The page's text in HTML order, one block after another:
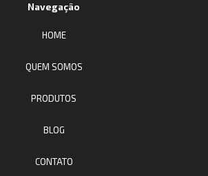
Navegação
HOME
QUEM SOMOS
PRODUTOS
BLOG
CONTATO